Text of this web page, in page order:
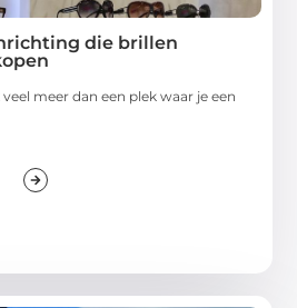
die brillen
meer dan een plek waar je een